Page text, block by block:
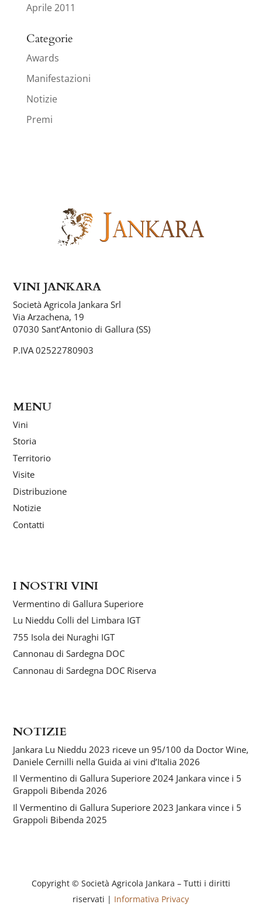
Aprile 2011
Categorie
Awards
Manifestazioni
Notizie
Premi
VINI JANKARA
Società Agricola Jankara Srl
Via Arzachena, 19
07030 Sant’Antonio di Gallura (SS)
P.IVA 02522780903
MENU
Vini
Storia
Territorio
Visite
Distribuzione
Notizie
Contatti
I NOSTRI VINI
Vermentino di Gallura Superiore
Lu Nieddu Colli del Limbara IGT
755 Isola dei Nuraghi IGT
Cannonau di Sardegna DOC
Cannonau di Sardegna DOC Riserva
NOTIZIE
Jankara Lu Nieddu 2023 riceve un 95/100 da Doctor Wine,
Daniele Cernilli nella Guida ai vini d’Italia 2026
Il Vermentino di Gallura Superiore 2024 Jankara vince i 5
Grappoli Bibenda 2026
Il Vermentino di Gallura Superiore 2023 Jankara vince i 5
Grappoli Bibenda 2025
Copyright © Società Agricola Jankara – Tutti i diritti
riservati | Informativa Privacy